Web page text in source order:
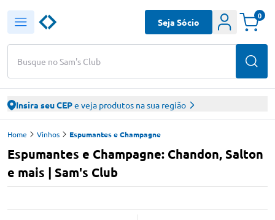
Busque no Sam's Club
Seja Sócio
0
Insira seu CEPe veja produtos na sua região
Home Vinhos Espumantes e Champagne
Espumantes e Champagne: Chandon, Salton
e mais | Sam's Club